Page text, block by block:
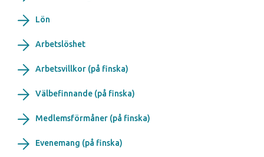
Lön
Arbetslöshet
Arbetsvillkor (på finska)
Välbefinnande (på finska)
Medlemsförmåner (på finska)
Evenemang (på finska)